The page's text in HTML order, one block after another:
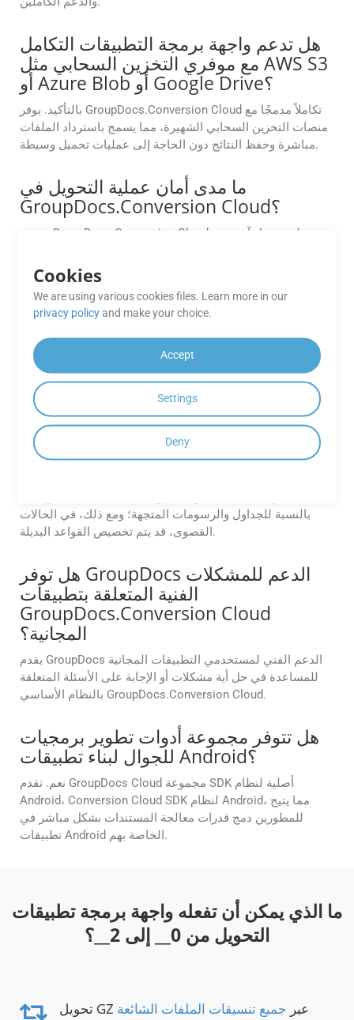
هل تدعم واجهة برمجة التطبيقات التكامل
مع موفري التخزين السحابي مثل AWS S3
أو Azure Blob أو Google Drive؟
بالتأكيد. يوفر GroupDocs.Conversion Cloud تكاملاً مدمجًا مع
منصات التخزين السحابي الشهيرة، مما يسمح باسترداد الملفات
مباشرة وحفظ النتائج دون الحاجة إلى عمليات تحميل وسيطة.
ما مدى أمان عملية التحويل في
GroupDocs.Conversion Cloud؟
كيف يمكنني تحويل صفحات محددة فقط أو
يتيح لك GroupDocs.Conversion Cloud تحديد نطاقات صفحات
نطاقات صفحات (مثلًا، 2-6) باستخدام معلمة الصفحات في طلب
ما مدى دقة التحويل للتخطيطات المعقدة
بالنسبة للجداول والرسومات المتجهة؛ ومع ذلك، في الحالات
القصوى، قد يتم تخصيص القواعد البديلة.
هل توفر GroupDocs الدعم للمشكلات
الفنية المتعلقة بتطبيقات
GroupDocs.Conversion Cloud
المجانية؟
يقدم GroupDocs الدعم الفني لمستخدمي التطبيقات المجانية
للمساعدة في حل أية مشكلات أو الإجابة على الأسئلة المتعلقة
بالنظام الأساسي GroupDocs.Conversion Cloud.
هل تتوفر مجموعة أدوات تطوير برمجيات
للجوال لبناء تطبيقات Android؟
نعم. تقدم GroupDocs Cloud مجموعة SDK أصلية لنظام
Android، Conversion Cloud SDK لنظام Android، مما يتيح
للمطورين دمج قدرات معالجة المستندات بشكل مباشر في
تطبيقات Android الخاصة بهم.
ما الذي يمكن أن تفعله واجهة برمجة تطبيقات
التحويل من 0 __ إلى 2 __؟
تحويل GZ عبر جميع تنسيقات الملفات الشائعة
Cookies
We are using various cookies files. Learn more in our
privacy policyand make your choice.
Accept
Settings
Deny